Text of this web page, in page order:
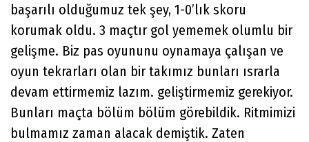
başarılı olduğumuz tek şey, 1-0’lık skoru
korumak oldu. 3 maçtır gol yememek olumlu bir
gelişme. Biz pas oyununu oynamaya çalışan ve
oyun tekrarları olan bir takımız bunları ısrarla
devam ettirmemiz lazım. geliştirmemiz gerekiyor.
Bunları maçta bölüm bölüm görebildik. Ritmimizi
bulmamız zaman alacak demiştik. Zaten